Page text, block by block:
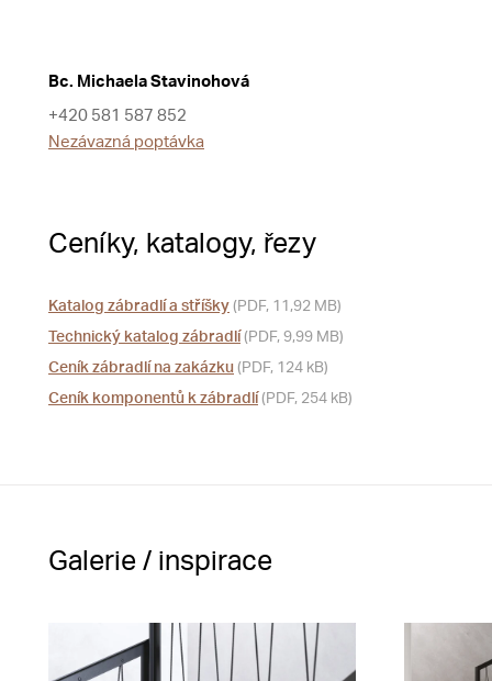
Bc. Michaela Stavinohová
+420 581 587 852
Nezávazná poptávka
Ceníky, katalogy, řezy
Katalog zábradlí a stříšky (PDF, 11,92 MB)
Technický katalog zábradlí (PDF, 9,99 MB)
Ceník zábradlí na zakázku (PDF, 124 kB)
Ceník komponentů k zábradlí (PDF, 254 kB)
Galerie / inspirace